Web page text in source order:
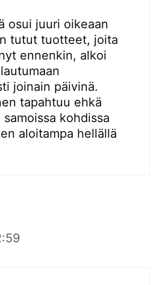
osui juuri oikeaan
tutut tuotteet, joita
ennenkin, alkoi
joinain päivinä.
tapahtuu ehkä
kohdissa
aloitampa hellällä